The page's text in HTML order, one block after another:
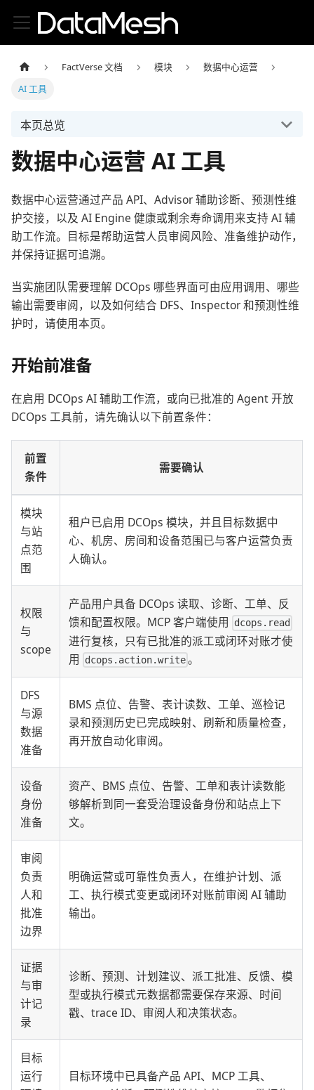
FactVerse 文档 模块
数据中心运营
AI 工具
本页总览
数据中心运营 AI 工具
数据中心运营通过产品 API、Advisor 辅助诊断、预测性维
护交接，以及 AI Engine 健康或剩余寿命调用来支持 AI 辅
助工作流。目标是帮助运营人员审阅风险、准备维护动作，
并保持证据可追溯。
当实施团队需要理解 DCOps 哪些界面可由应用调用、哪些
输出需要审阅，以及如何结合 DFS、Inspector 和预测性维
护时，请使用本页。
开始前准备
在启用 DCOps AI 辅助工作流，或向已批准的 Agent 开放
DCOps 工具前，请先确认以下前置条件：
前置
条件
需要确认
模块
与站
点范
围
租户已启用 DCOps 模块，并且目标数据中
心、机房、房间和设备范围已与客户运营负责
人确认。
权限
与
scope
产品用户具备 DCOps 读取、诊断、工单、反
馈和配置权限。MCP 客户端使用
dcops.read
进行复核，只有已批准的派工或闭环对账才使
用
dcops.action.write 。
DFS
与源
数据
准备
BMS 点位、告警、表计读数、工单、巡检记
录和预测历史已完成映射、刷新和质量检查，
再开放自动化审阅。
设备
身份
准备
资产、BMS 点位、告警、工单和表计读数能
够解析到同一套受治理设备身份和站点上下
文。
审阅
负责
人和
批准
边界
明确运营或可靠性负责人，在维护计划、派
工、执行模式变更或闭环对账前审阅 AI 辅助
输出。
证据
与审
计记
录
诊断、预测、计划建议、派工批准、反馈、模
型或执行模式元数据都需要保存来源、时间
戳、trace ID、审阅人和决策状态。
目标
运行
目标环境中已具备产品 API、MCP 工具、